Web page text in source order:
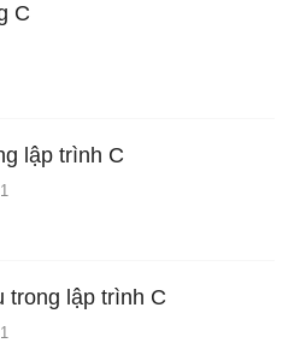
C
lập trình C
1
trong lập trình C
1